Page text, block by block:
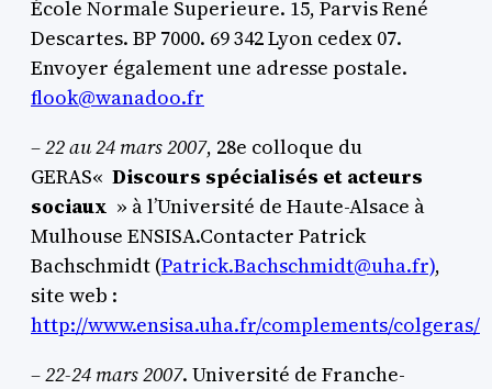
École Normale Superieure. 15, Parvis René
Descartes. BP 7000. 69 342 Lyon cedex 07.
Envoyer également une adresse postale.
flook@wanadoo.fr
–22 au 24 mars 2007, 28e colloque du
GERAS« Discours spécialisés et acteurs
sociaux » à l’Université de Haute-Alsace à
Mulhouse ENSISA.Contacter Patrick
Bachschmidt (Patrick.Bachschmidt@uha.fr),
site web :
http://www.ensisa.uha.fr/complements/colgeras/
– 22-24 mars 2007. Université de Franche-